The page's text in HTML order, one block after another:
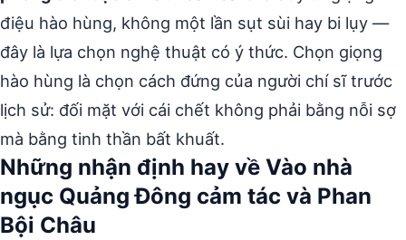
điệu hào hùng, không một lần sụt sùi hay bi lụy —
đây là lựa chọn nghệ thuật có ý thức. Chọn giọng
hào hùng là chọn cách đứng của người chí sĩ trước
lịch sử: đối mặt với cái chết không phải bằng nỗi sợ
mà bằng tinh thần bất khuất.
Những nhận định hay về Vào nhà
ngục Quảng Đông cảm tác và Phan
Bội Châu